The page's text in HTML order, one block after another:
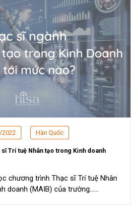
Hàn Quốc
sĩ Trí tuệ Nhân tạo trong Kinh doanh
chương trình Thạc sĩ Trí tuệ Nhân
doanh (MAIB) của trường...